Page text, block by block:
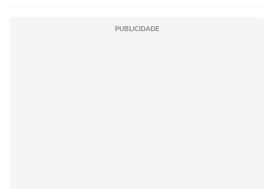
PUBLICIDADE